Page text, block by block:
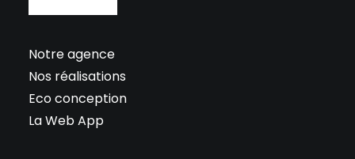
Notre agence
Nos réalisations
Eco conception
La Web App